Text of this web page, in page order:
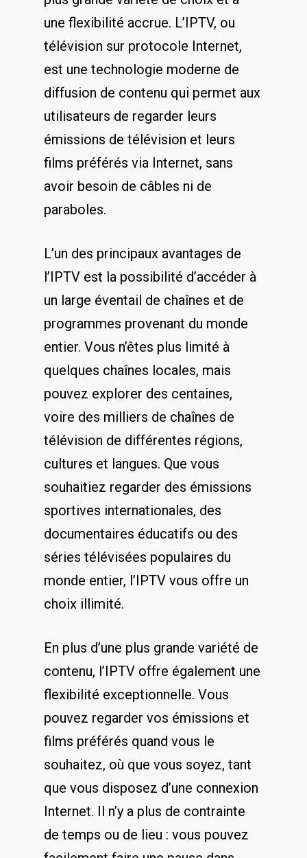
⁤une flexibilité⁣ accrue. L’IPTV, ou
télévision sur protocole Internet,
est ⁤une ⁣technologie moderne ‌de
⁤diffusion de contenu⁤ qui permet aux
‍utilisateurs de ⁣regarder leurs
émissions de télévision et‍ leurs
films⁤ préférés via Internet,⁢ sans
avoir besoin de câbles ni de‍
paraboles.
L’un des principaux avantages de
l’IPTV est la possibilité‌ d’accéder‌ à
un large éventail de chaînes et de
programmes provenant du ⁢monde
entier. ‌Vous n’êtes plus limité⁣ à
quelques chaînes locales, mais
pouvez explorer des⁤ centaines,
voire des milliers de chaînes de
télévision‍ de différentes régions,
cultures ​et langues. ​Que vous
souhaitiez regarder⁤ des émissions
sportives internationales, des
documentaires éducatifs ou ​des
séries télévisées populaires du
monde entier, ⁢l’IPTV vous offre un
choix illimité.
En plus d’une plus​ grande‍ variété de
contenu, l’IPTV offre ​également une
flexibilité exceptionnelle.​ Vous ​
pouvez regarder vos émissions et
films préférés quand vous le
souhaitez, où que vous soyez, tant
que vous disposez d’une connexion
Internet. Il n’y a ‍plus de contrainte
de temps ou de lieu : ‍vous pouvez